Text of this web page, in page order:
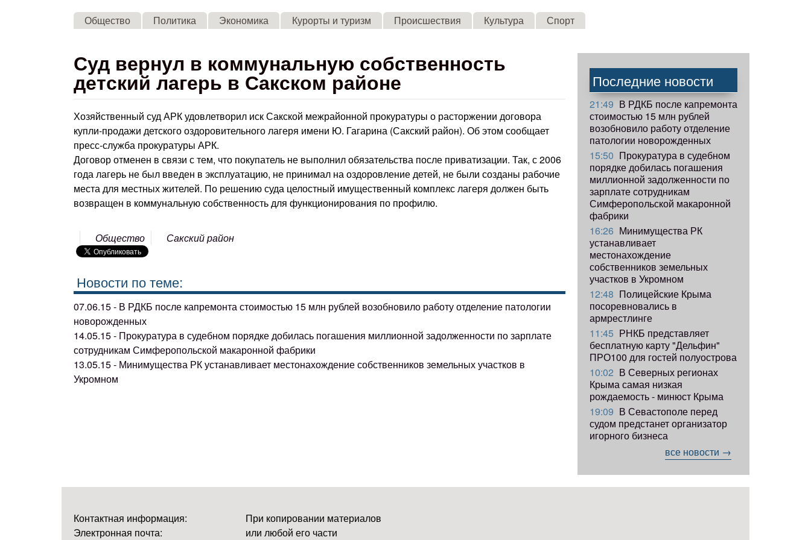
Skip to main content
Общество Политика Экономика Курорты и туризм Происшествия Культура Спорт
Суд вернул в коммунальную собственность
детский лагерь в Сакском районе
Хозяйственный суд АРК удовлетворил иск Сакской межрайонной прокуратуры о расторжении договора
купли-продажи детского оздоровительного лагеря имени Ю. Гагарина (Сакский район). Об этом сообщает
пресс-служба прокуратуры АРК.
Договор отменен в связи с тем, что покупатель не выполнил обязательства после приватизации. Так, с 2006
года лагерь не был введен в эксплуатацию, не принимал на оздоровление детей, не были созданы рабочие
места для местных жителей. По решению суда целостный имущественный комплекс лагеря должен быть
возвращен в коммунальную собственность для функционирования по профилю.
Общество Сакский район
Новости по теме:
07.06.15 - В РДКБ после капремонта стоимостью 15 млн рублей возобновило работу отделение патологии
новорожденных
14.05.15 - Прокуратура в судебном порядке добилась погашения миллионной задолженности по зарплате
сотрудникам Симферопольской макаронной фабрики
13.05.15 - Минимущества РК устанавливает местонахождение собственников земельных участков в
Укромном
Последние новости
21:49 В РДКБ после капремонта
стоимостью 15 млн рублей
возобновило работу отделение
патологии новорожденных
15:50 Прокуратура в судебном
порядке добилась погашения
миллионной задолженности по
зарплате сотрудникам
Симферопольской макаронной
фабрики
16:26 Минимущества РК
устанавливает
местонахождение
собственников земельных
участков в Укромном
12:48 Полицейские Крыма
посоревновались в
армрестлинге
11:45 РНКБ представляет
бесплатную карту "Дельфин"
ПРО100 для гостей полуострова
10:02 В Северных регионах
Крыма самая низкая
рождаемость - минюст Крыма
19:09 В Севастополе перед
судом предстанет организатор
игорного бизнеса
все новости →
Контактная информация:
Электронная почта:
При копировании материалов
или любой его части